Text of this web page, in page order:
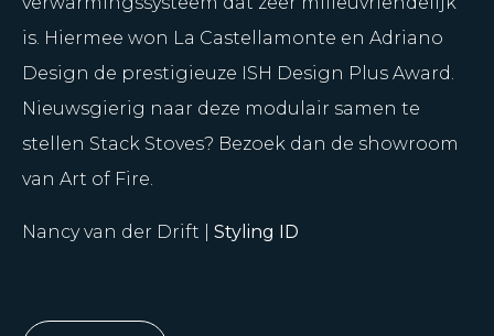
is. Hiermee won La Castellamonte en Adriano
Design de prestigieuze ISH Design Plus Award.
Nieuwsgierig naar deze modulair samen te
stellen Stack Stoves? Bezoek dan de showroom
van Art of Fire.
Nancy van der Drift | Styling ID